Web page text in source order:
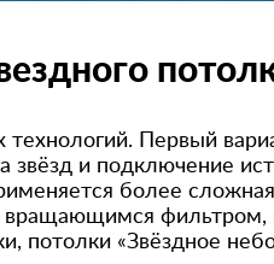
Первый
звёзд и подключение
более
фильтром,
потолки «Звёздное